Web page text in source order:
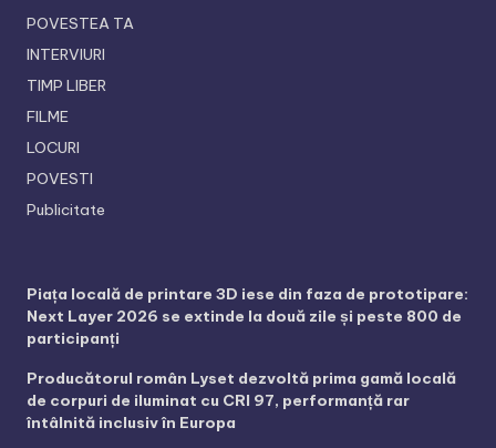
POVESTEA TA
INTERVIURI
TIMP LIBER
FILME
LOCURI
POVESTI
Publicitate
Piața locală de printare 3D iese din faza de prototipare:
Next Layer 2026 se extinde la două zile și peste 800 de
participanți
Producătorul român Lyset dezvoltă prima gamă locală
de corpuri de iluminat cu CRI 97, performanță rar
întâlnită inclusiv în Europa